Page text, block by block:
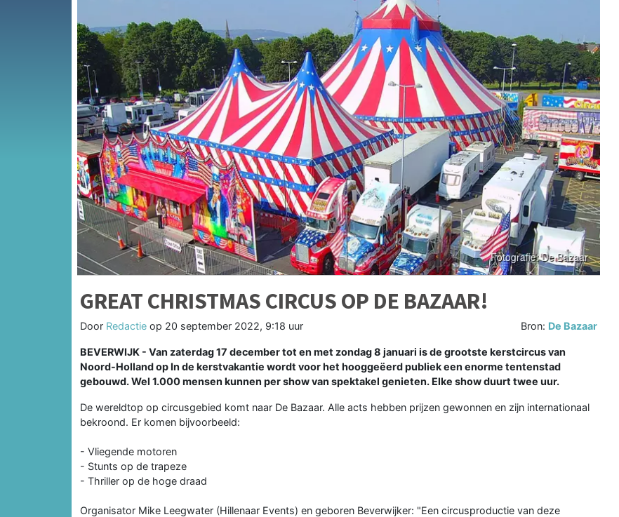
GREAT CHRISTMAS CIRCUS OP DE BAZAAR!
Door Redactie op 20 september 2022, 9:18 uur Bron: De Bazaar
BEVERWIJK - Van zaterdag 17 december tot en met zondag 8 januari is de grootste kerstcircus van
Noord-Holland op In de kerstvakantie wordt voor het hooggeëerd publiek een enorme tentenstad
gebouwd. Wel 1.000 mensen kunnen per show van spektakel genieten. Elke show duurt twee uur.
De wereldtop op circusgebied komt naar De Bazaar. Alle acts hebben prijzen gewonnen en zijn internationaal
bekroond. Er komen bijvoorbeeld:
- Vliegende motoren
- Stunts op de trapeze
- Thriller op de hoge draad
Organisator Mike Leegwater (Hillenaar Events) en geboren Beverwijker: "Een circusproductie van deze